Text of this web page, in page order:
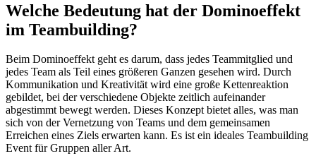
Welche Bedeutung hat der Dominoeffekt
im Teambuilding?
Beim Dominoeffekt geht es darum, dass jedes Teammitglied und
jedes Team als Teil eines größeren Ganzen gesehen wird. Durch
Kommunikation und Kreativität wird eine große Kettenreaktion
gebildet, bei der verschiedene Objekte zeitlich aufeinander
abgestimmt bewegt werden. Dieses Konzept bietet alles, was man
sich von der Vernetzung von Teams und dem gemeinsamen
Erreichen eines Ziels erwarten kann. Es ist ein ideales Teambuilding
Event für Gruppen aller Art.